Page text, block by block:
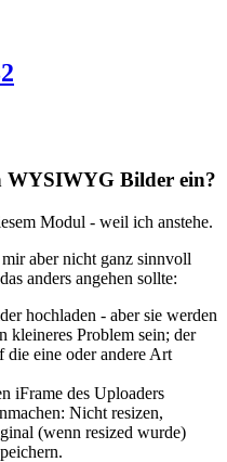
WYSIWYG Bilder ein?
Modul - weil ich anstehe.
aber nicht ganz sinnvoll
anders angehen sollte:
hochladen - aber sie werden
kleineres Problem sein; der
die eine oder andere Art
iFrame des Uploaders
Nicht resizen,
(wenn resized wurde)